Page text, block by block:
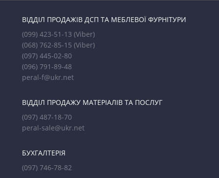
ВІДДІЛ ПРОДАЖІВ ДСП ТА МЕБЛЕВОЇ ФУРНІТУРИ
(099) 423-51-13 (Viber)
(068) 762-85-15 (Viber)
(097) 445-02-80
(096) 791-89-48
peral-f@ukr.net
ВІДДІЛ ПРОДАЖУ МАТЕРІАЛІВ ТА ПОСЛУГ
(097) 487-18-70
peral-sale@ukr.net
БУХГАЛТЕРІЯ
(097) 746-78-82